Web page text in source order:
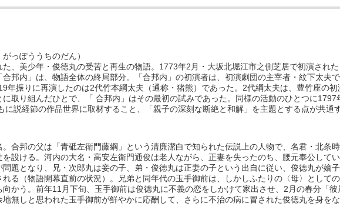
っぽううちのだん）
、美少年・俊徳丸の受苦と再生の物語。 1773年2 月・大坂北堀江市之側芝居で初演され
邦内」は、物語全体の終局部分。
「合邦内」の初演者は、初演劇団の主宰者・紋下太夫
年振りに再演したのは2代竹本綱太夫（通称・猪熊）であった。 2代綱太夫は、豊竹座の
取り組んだひとで、「 合邦内」はその最初の試みであった。 同様の活動のひとつに 1797
説経節の作品世界に取材すること、「親子の深刻な断絶と和解」を主題とする点が共通す
合邦の父は「青砥左衛門藤綱」という清廉潔白で知られた伝説上の人物で、名君・北条
設ける。 河内の大名・高安左衛門通俊は老人ながら、正妻を失ったのち、腰元奉公して
題となり、兄・次郎丸は妾の子、弟・俊徳丸は正妻の子という出自に従い、俊徳丸が嫡
る（物語開幕直前の状況）。
兄弟と同年代の玉手御前は、しかしふたりの〈母〉として
向かう。前年11 月下旬、玉手御前は俊徳丸に不義の恋をしかけて家出させ、 2 月の春分「
無しと思われた玉手御前が鮮やかに応酬して、さらに不治の病に冒された俊徳丸を身をな